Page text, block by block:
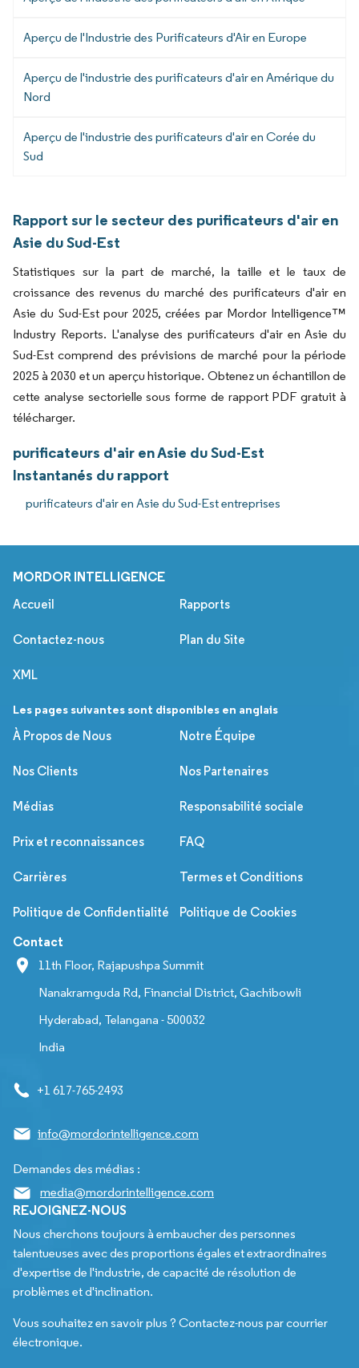
Aperçu de l'Industrie des Purificateurs d'Air en Europe
Aperçu de l'industrie des purificateurs d'air en Amérique du
Nord
Aperçu de l'industrie des purificateurs d'air en Corée du
Sud
Rapport sur le secteur des purificateurs d'air en
Asie du Sud-Est
Statistiques sur la part de marché, la taille et le taux de
croissance des revenus du marché des purificateurs d'air en
Asie du Sud-Est pour 2025, créées par Mordor Intelligence™
Industry Reports. L'analyse des purificateurs d'air en Asie du
Sud-Est comprend des prévisions de marché pour la période
2025 à 2030 et un aperçu historique. Obtenez un échantillon de
cette analyse sectorielle sous forme de rapport PDF gratuit à
télécharger.
purificateurs d'air en Asie du Sud-Est
Instantanés du rapport
purificateurs d'air en Asie du Sud-Est entreprises
MORDOR INTELLIGENCE
Accueil Rapports
Contactez-nous Plan du Site
XML
Les pages suivantes sont disponibles en anglais
À Propos de Nous
Notre Équipe
Nos Clients Nos Partenaires
Médias Responsabilité sociale
Prix et reconnaissances FAQ
Carrières Termes et Conditions
Politique de Confidentialité Politique de Cookies
Contact
11th Floor, Rajapushpa Summit
Nanakramguda Rd, Financial District, Gachibowli
Hyderabad, Telangana - 500032
India
+1 617-765-2493
info@mordorintelligence.com
Demandes des médias :
media@mordorintelligence.com
REJOIGNEZ-NOUS
Nous cherchons toujours à embaucher des personnes
talentueuses avec des proportions égales et extraordinaires
d'expertise de l'industrie, de capacité de résolution de
problèmes et d'inclination.
Vous souhaitez en savoir plus ? Contactez-nous par courrier
électronique.